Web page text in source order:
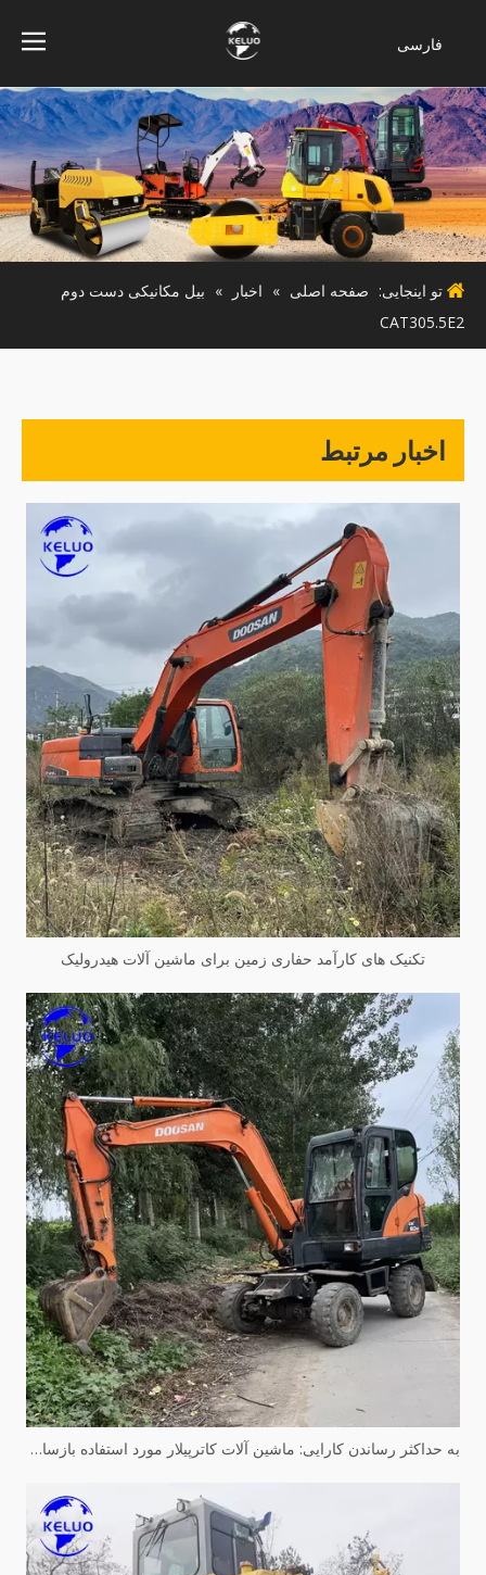
فارسی
indonesia
Türk dili
ไทย
Italiano
Deutsch
Português
Español
Pусский
تو اینجایی: صفحه اصلی » اخبار » بیل مکانیکی دست دوم
CAT305.5E2
اخبار مرتبط
تکنیک های کارآمد حفاری زمین برای ماشین آلات هیدرولیک
به حداکثر رساندن کارایی: ماشین آلات کاترپیلار مورد استفاده بازسازی شده